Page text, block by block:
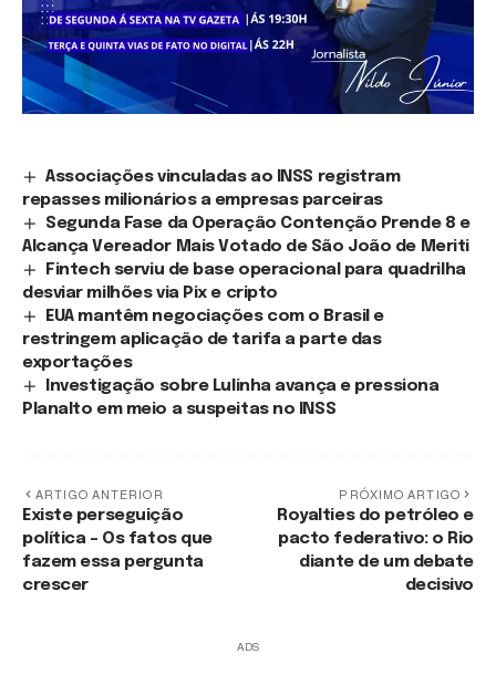
Associações vinculadas ao INSS registram
repasses milionários a empresas parceiras
Segunda Fase da Operação Contenção Prende 8 e
Alcança Vereador Mais Votado de São João de Meriti
Fintech serviu de base operacional para quadrilha
desviar milhões via Pix e cripto
EUA mantêm negociações com o Brasil e
restringem aplicação de tarifa a parte das
exportações
Investigação sobre Lulinha avança e pressiona
Planalto em meio a suspeitas no INSS
ARTIGO ANTERIOR
Existe perseguição
política – Os fatos que
fazem essa pergunta
crescer
PRÓXIMO ARTIGO
Royalties do petróleo e
pacto federativo: o Rio
diante de um debate
decisivo
ADS